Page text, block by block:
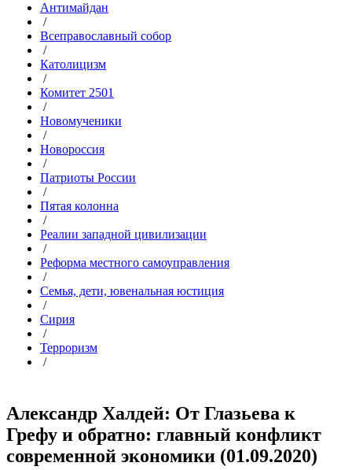
Антимайдан
/
Всеправославный собор
/
Католицизм
/
Комитет 2501
/
Новомученики
/
Новороссия
/
Патриоты России
/
Пятая колонна
/
Реалии западной цивилизации
/
Реформа местного самоуправления
/
Семья, дети, ювенальная юстиция
/
Сирия
/
Терроризм
/
Александр Халдей: От Глазьева к
Грефу и обратно: главный конфликт
современной экономики (01.09.2020)